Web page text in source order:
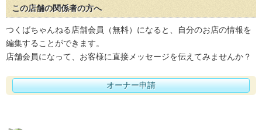
この店舗の関係者の方へ
つくばちゃんねる店舗会員（無料）になると、自分のお店の情報を
編集することができます。
店舗会員になって、お客様に直接メッセージを伝えてみませんか？
オーナー申請